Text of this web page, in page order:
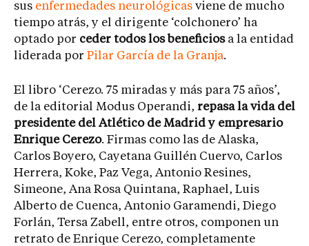
sus enfermedades neurológicas viene de mucho
tiempo atrás, y el dirigente ‘colchonero’ ha
optado por ceder todos los beneficiosa la entidad
liderada por Pilar García de la Granja.
El libro ‘Cerezo. 75 miradas y más para 75 años’,
de la editorial Modus Operandi, repasa la vida del
presidente del Atlético de Madrid y empresario
Enrique Cerezo. Firmas como las de Alaska,
Carlos Boyero, Cayetana Guillén Cuervo, Carlos
Herrera, Koke, Paz Vega, Antonio Resines,
Simeone, Ana Rosa Quintana, Raphael, Luis
Alberto de Cuenca, Antonio Garamendi, Diego
Forlán, Tersa Zabell, entre otros, componen un
retrato de Enrique Cerezo, completamente